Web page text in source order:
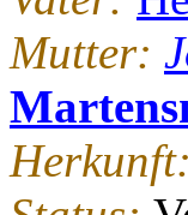
Mutter:
Herkunft: